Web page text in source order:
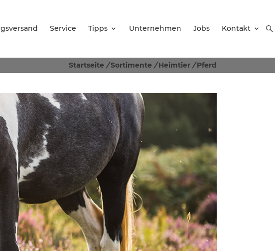
Service Tipps Unternehmen Jobs Kontakt
Startseite / Sortimente / Heimtier / Pferd